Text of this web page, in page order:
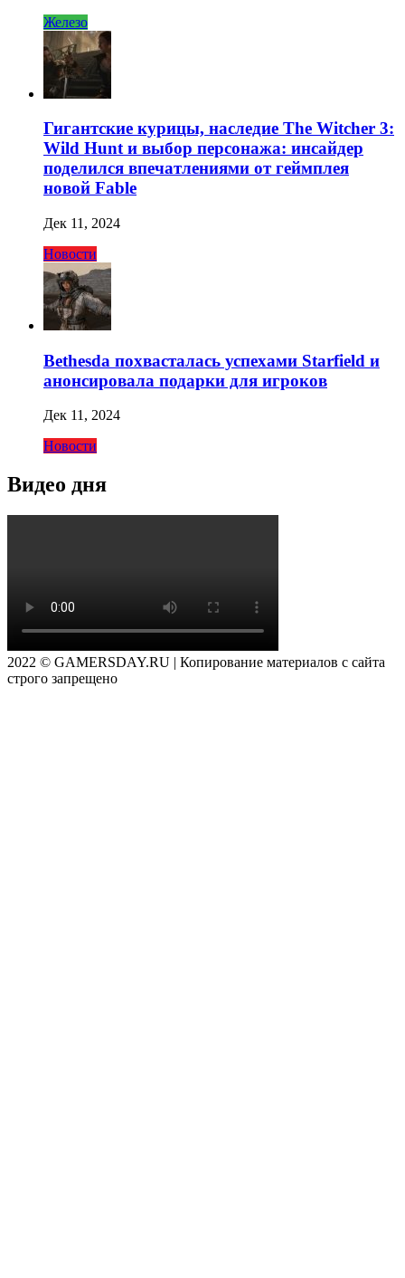
Железо
Гигантские курицы, наследие The Witcher 3:
Wild Hunt и выбор персонажа: инсайдер
поделился впечатлениями от геймплея
новой Fable
Дек 11, 2024
Новости
Bethesda похвасталась успехами Starfield и
анонсировала подарки для игроков
Дек 11, 2024
Новости
Видео дня
2022 © GAMERSDAY.RU | Копирование материалов с сайта
строго запрещено